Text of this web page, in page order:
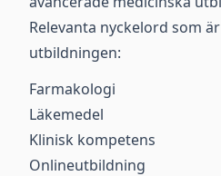
Relevanta nyckelord som
utbildningen:
Farmakologi
Läkemedel
Klinisk kompetens
Onlineutbildning